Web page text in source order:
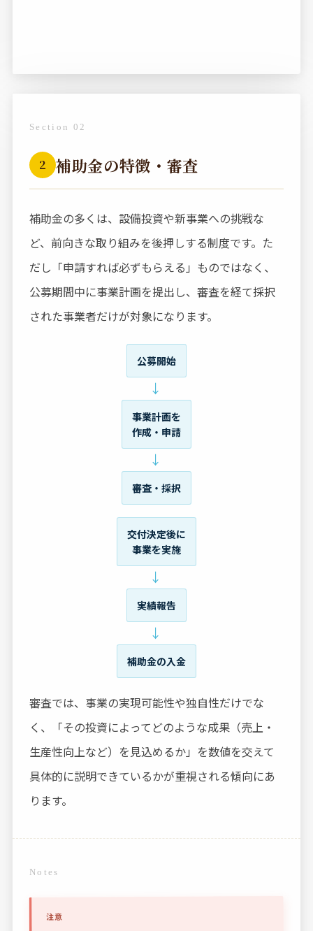
Section 02
2 補助金の特徴・審査
補助金の多くは、設備投資や新事業への挑戦な
ど、前向きな取り組みを後押しする制度です。た
だし「申請すれば必ずもらえる」ものではなく、
公募期間中に事業計画を提出し、審査を経て採択
された事業者だけが対象になります。
公募開始
→
事業計画を
作成・申請
→
審査・採択
交付決定後に
事業を実施
→
実績報告
→
補助金の入金
審査では、事業の実現可能性や独自性だけでな
く、「その投資によってどのような成果（売上・
生産性向上など）を見込めるか」を数値を交えて
具体的に説明できているかが重視される傾向にあ
ります。
Notes
注意